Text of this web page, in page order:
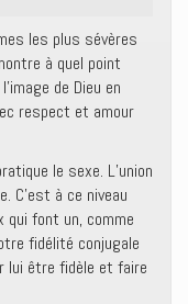
les plus sévères
à quel point
de Dieu en
respect et amour
le sexe. L’union
C’est à ce niveau
qui font un, comme
fidélité conjugale
lui être fidèle et faire